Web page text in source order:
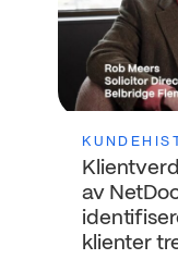
av
klienter